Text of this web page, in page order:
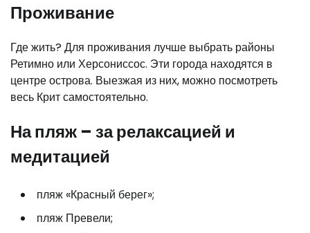
Проживание
Где жить? Для проживания лучше выбрать районы
Ретимно или Херсониссос. Эти города находятся в
центре острова. Выезжая из них, можно посмотреть
весь Крит самостоятельно.
На пляж – за релаксацией и
медитацией
пляж «Красный берег»;
пляж Превели;